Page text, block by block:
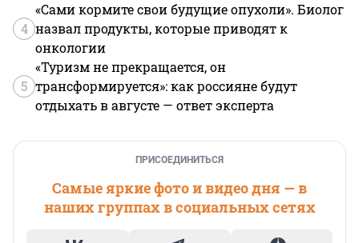
4
«Сами кормите свои будущие опухоли». Биолог
назвал продукты, которые приводят к
онкологии
5
«Туризм не прекращается, он
трансформируется»: как россияне будут
отдыхать в августе — ответ эксперта
ПРИСОЕДИНИТЬСЯ
Самые яркие фото и видео дня — в
наших группах в социальных сетях